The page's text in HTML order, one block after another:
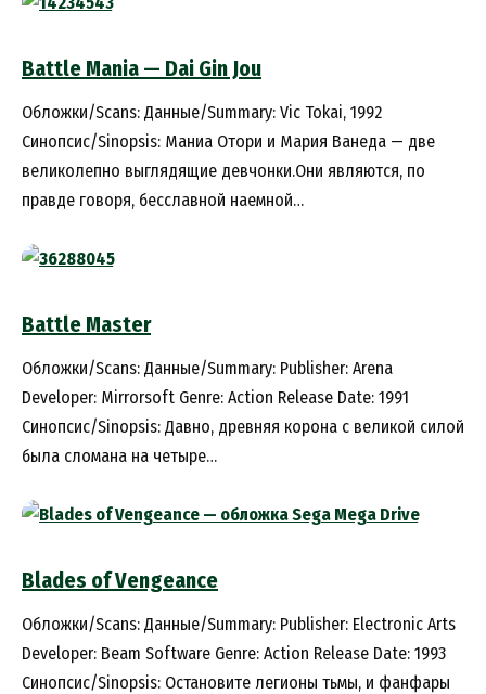
Battle Mania — Dai Gin Jou
Обложки/Scans: Данные/Summary: Vic Tokai, 1992
Синопсис/Sinopsis: Маниа Отори и Мария Ванеда — две
великолепно выглядящие девчонки.Они являются, по
правде говоря, бесславной наемной…
Battle Master
Обложки/Scans: Данные/Summary: Publisher: Arena
Developer: Mirrorsoft Genre: Action Release Date: 1991
Синопсис/Sinopsis: Давно, древняя корона с великой силой
была сломана на четыре…
Blades of Vengeance
Обложки/Scans: Данные/Summary: Publisher: Electronic Arts
Developer: Beam Software Genre: Action Release Date: 1993
Синопсис/Sinopsis: Остановите легионы тьмы, и фанфары